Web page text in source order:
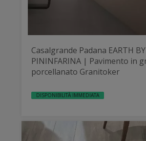
Casalgrande Padana EARTH BY
PININFARINA | Pavimento in gres
porcellanato Granitoker
DISPONIBILITÀ IMMEDIATA